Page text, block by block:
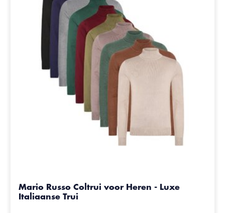
Mario Russo Coltrui voor Heren - Luxe
Italiaanse Trui